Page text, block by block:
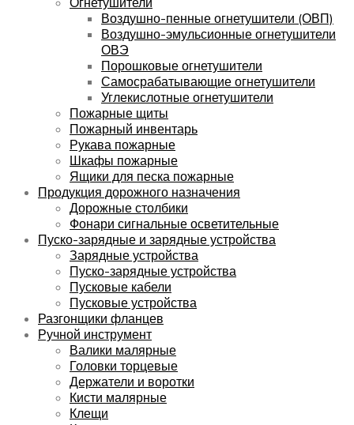
Воздушно-пенные огнетушители (ОВП)
Воздушно-эмульсионные огнетушители
ОВЭ
Порошковые огнетушители
Самосрабатывающие огнетушители
Углекислотные огнетушители
Пожарные щиты
Пожарный инвентарь
Рукава пожарные
Шкафы пожарные
Ящики для песка пожарные
Продукция дорожного назначения
Дорожные столбики
Фонари сигнальные осветительные
Пуско-зарядные и зарядные устройства
Зарядные устройства
Пуско-зарядные устройства
Пусковые кабели
Пусковые устройства
Разгонщики фланцев
Ручной инструмент
Валики малярные
Головки торцевые
Держатели и воротки
Кисти малярные
Клещи